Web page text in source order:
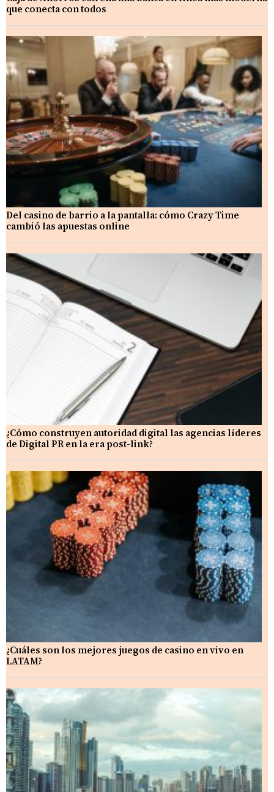
que conecta con todos
Del casino de barrio a la pantalla: cómo Crazy Time
cambió las apuestas online
¿Cómo construyen autoridad digital las agencias líderes
de Digital PR en la era post-link?
¿Cuáles son los mejores juegos de casino en vivo en
LATAM?